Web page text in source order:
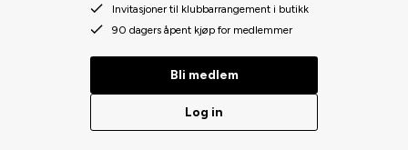
Invitasjoner til klubbarrangement i butikk
90 dagers åpent kjøp for medlemmer
Bli medlem
Log in